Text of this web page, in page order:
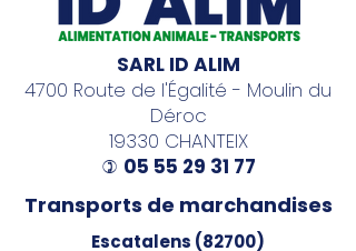
SARL ID ALIM
4700 Route de l'Égalité - Moulin du
Déroc
19330 CHANTEIX
) 05 55 29 31 77
Transports de marchandises
Escatalens (82700)